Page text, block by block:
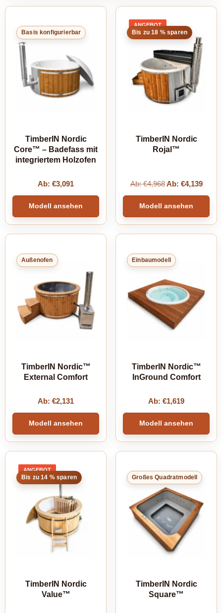
Basis konfigurierbar
TimberIN Nordic
Core™ – Badefass mit
integriertem Holzofen
Ab: €3,091
Modell ansehen
ANGEBOTPRODUKT
IM
ANGEBOT
Bis zu 18 % sparen
TimberIN Nordic
Rojal™
Ab:€4,968 Ab: €4,139
Modell ansehen
Außenofen
TimberIN Nordic™
External Comfort
Ab: €2,131
Modell ansehen
Einbaumodell
TimberIN Nordic™
InGround Comfort
Ab: €1,619
Modell ansehen
ANGEBOTPRODUKT
IM
ANGEBOT
Bis zu 14 % sparen
TimberIN Nordic
Value™
Großes Quadratmodell
TimberIN Nordic
Square™